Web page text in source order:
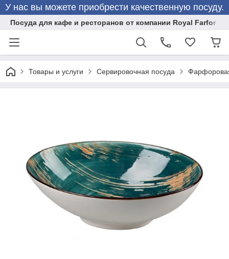
У нас вы можете приобрести качественную посуду.
Посуда для кафе и ресторанов от компании Royal Farfor
Товары и услуги Сервировочная посуда